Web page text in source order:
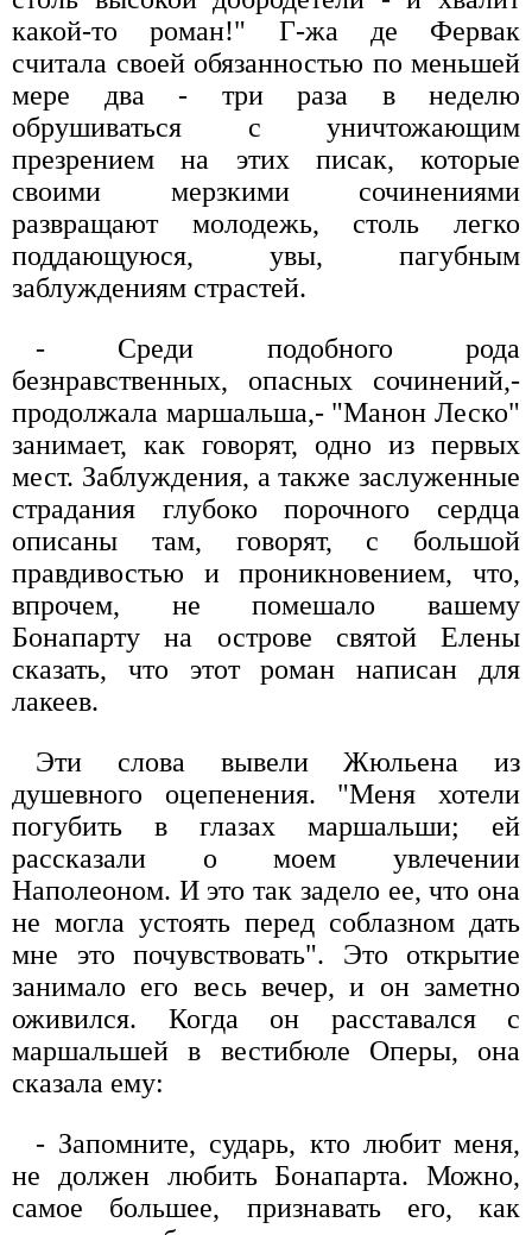
какой-то роман!" Г-жа де Фервак
считала своей обязанностью по меньшей
мере два - три раза в неделю
обрушиваться с уничтожающим
презрением на этих писак, которые
своими мерзкими сочинениями
развращают молодежь, столь легко
поддающуюся, увы, пагубным
заблуждениям страстей.
- Среди подобного рода
безнравственных, опасных сочинений,-
продолжала маршальша,- "Манон Леско"
занимает, как говорят, одно из первых
мест. Заблуждения, а также заслуженные
страдания глубоко порочного сердца
описаны там, говорят, с большой
правдивостью и проникновением, что,
впрочем, не помешало вашему
Бонапарту на острове святой Елены
сказать, что этот роман написан для
лакеев.
Эти слова вывели Жюльена из
душевного оцепенения. "Меня хотели
погубить в глазах маршальши; ей
рассказали о моем увлечении
Наполеоном. И это так задело ее, что она
не могла устоять перед соблазном дать
мне это почувствовать". Это открытие
занимало его весь вечер, и он заметно
оживился. Когда он расставался с
маршальшей в вестибюле Оперы, она
сказала ему:
- Запомните, сударь, кто любит меня,
не должен любить Бонапарта. Можно,
самое большее, признавать его, как